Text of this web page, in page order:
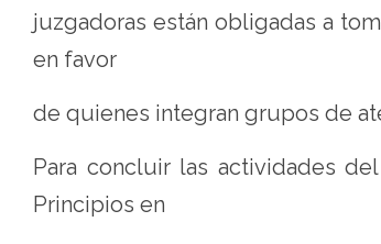
juzgadoras están obligadas a
en favor
de quienes integran grupos de
Para concluir las actividades
Principios en